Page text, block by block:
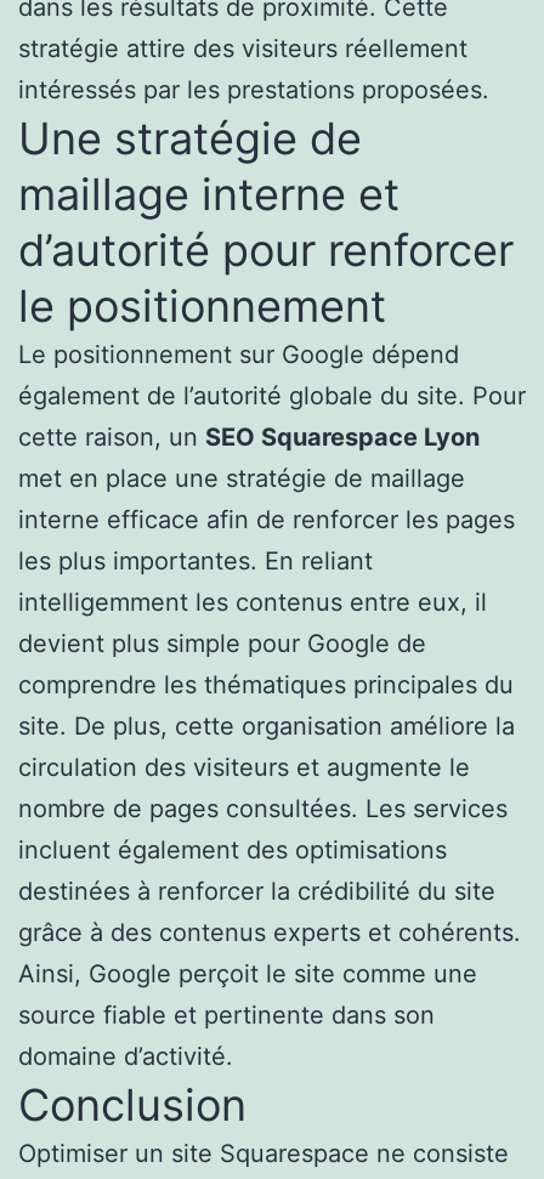
dans les résultats de proximité. Cette
stratégie attire des visiteurs réellement
intéressés par les prestations proposées.
Une stratégie de
maillage interne et
d’autorité pour renforcer
le positionnement
Le positionnement sur Google dépend
également de l’autorité globale du site. Pour
cette raison, un SEO Squarespace Lyon
met en place une stratégie de maillage
interne efficace afin de renforcer les pages
les plus importantes. En reliant
intelligemment les contenus entre eux, il
devient plus simple pour Google de
comprendre les thématiques principales du
site. De plus, cette organisation améliore la
circulation des visiteurs et augmente le
nombre de pages consultées. Les services
incluent également des optimisations
destinées à renforcer la crédibilité du site
grâce à des contenus experts et cohérents.
Ainsi, Google perçoit le site comme une
source fiable et pertinente dans son
domaine d’activité.
Conclusion
Optimiser un site Squarespace ne consiste